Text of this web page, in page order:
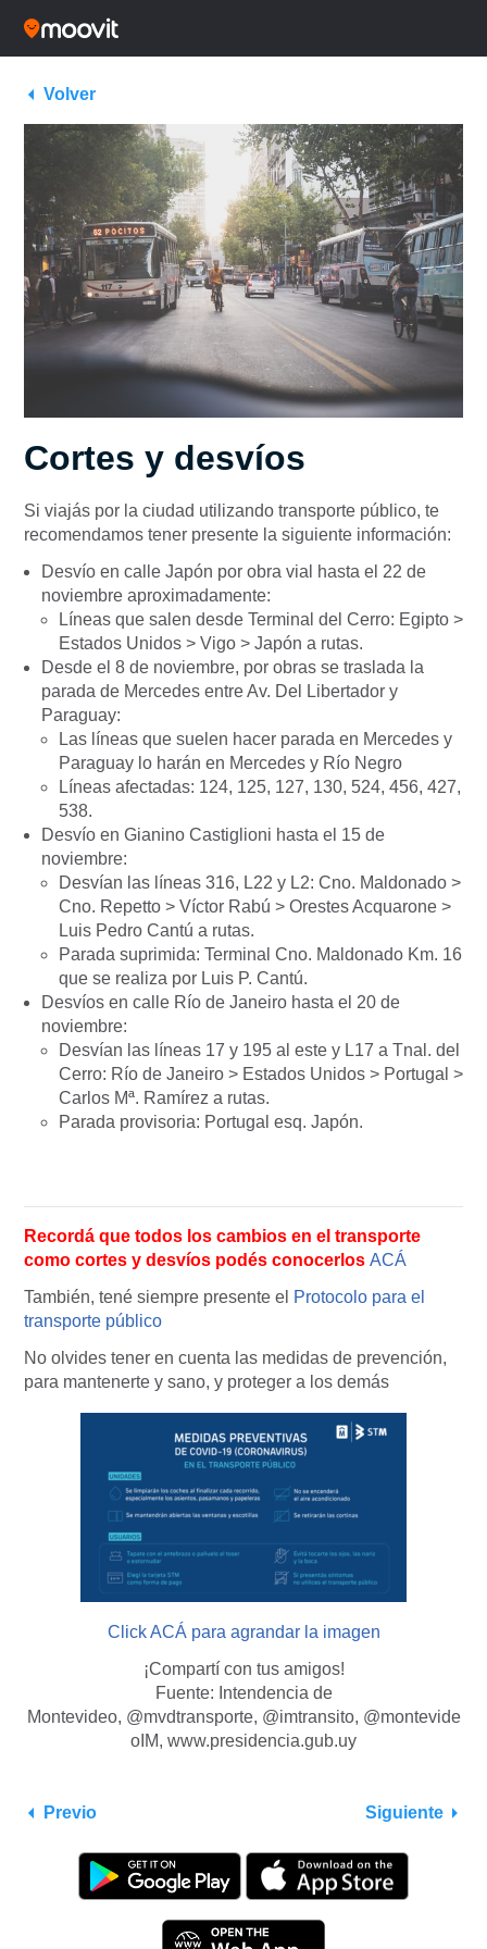
Volver
Cortes y desvíos
Si viajás por la ciudad utilizando transporte público, te
recomendamos tener presente la siguiente información:
Desvío en calle Japón por obra vial hasta el 22 de
noviembre aproximadamente:
Líneas que salen desde Terminal del Cerro: Egipto >
Estados Unidos > Vigo > Japón a rutas.
Desde el 8 de noviembre, por obras se traslada la
parada de Mercedes entre Av. Del Libertador y
Paraguay:
Las líneas que suelen hacer parada en Mercedes y
Paraguay lo harán en Mercedes y Río Negro
Líneas afectadas: 124, 125, 127, 130, 524, 456, 427,
538.
Desvío en Gianino Castiglioni hasta el 15 de
noviembre:
Desvían las líneas 316, L22 y L2: Cno. Maldonado >
Cno. Repetto > Víctor Rabú > Orestes Acquarone >
Luis Pedro Cantú a rutas.
Parada suprimida: Terminal Cno. Maldonado Km. 16
que se realiza por Luis P. Cantú.
Desvíos en calle Río de Janeiro hasta el 20 de
noviembre:
Desvían las líneas 17 y 195 al este y L17 a Tnal. del
Cerro: Río de Janeiro > Estados Unidos > Portugal >
Carlos Mª. Ramírez a rutas.
Parada provisoria: Portugal esq. Japón.
Recordá que todos los cambios en el transporte
como cortes y desvíos podés conocerlos ACÁ
También, tené siempre presente el Protocolo para el
transporte público
No olvides tener en cuenta las medidas de prevención,
para mantenerte y sano, y proteger a los demás
Click ACÁ para agrandar la imagen
¡Compartí con tus amigos!
Fuente: Intendencia de
Montevideo, @mvdtransporte, @imtransito, @montevide
oIM, www.presidencia.gub.uy
Previo Siguiente